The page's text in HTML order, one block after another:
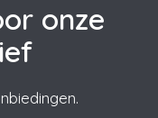
onze